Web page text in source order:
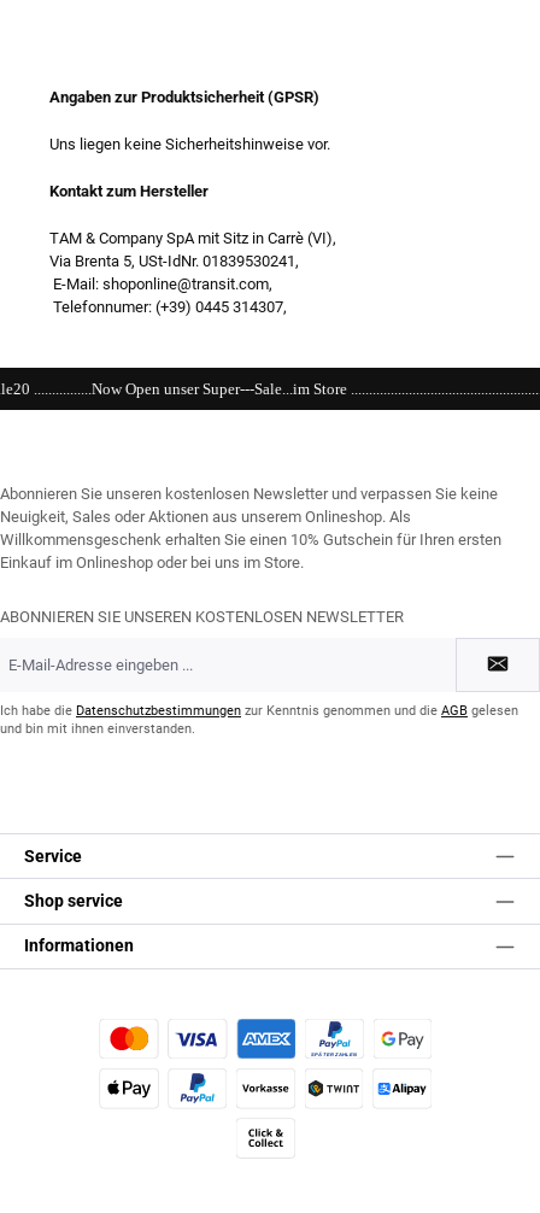
Angaben zur Produktsicherheit (GPSR)
Uns liegen keine Sicherheitshinweise vor.
Kontakt zum Hersteller
TAM & Company SpA mit Sitz in Carrè (VI),
Via Brenta 5, USt-IdNr. 01839530241,
E-Mail: shoponline@transit.com,
Telefonnumer: (+39) 0445 314307,
unser Super---Sale...im Store
Abonnieren Sie unseren kostenlosen Newsletter und verpassen Sie keine
Neuigkeit, Sales oder Aktionen aus unserem Onlineshop. Als
Willkommensgeschenk erhalten Sie einen 10% Gutschein für Ihren ersten
Einkauf im Onlineshop oder bei uns im Store.
ABONNIEREN SIE UNSEREN KOSTENLOSEN NEWSLETTER
Mail-
*Ich habe die Datenschutzbestimmungen zur Kenntnis genommen und die AGB gelesen
und bin mit ihnen einverstanden.
Service
Shop service
Informationen
Kredit- oder Debitkarte Später BezahlenGoogle Pay
Vorkasse